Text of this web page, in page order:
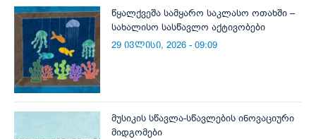
წყალქვეშა სამყარო საკლასო ოთახში –
სახალისო სასწავლო აქტივობები
29 ივლისი, 2026 - 09:09
მუსიკის სწავლა-სწავლების ინოვაციური
მიდგომები